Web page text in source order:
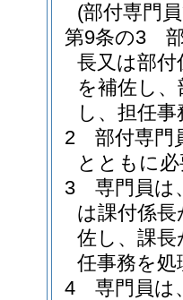
(部付専門
第9条の3
長又は部
を補佐し
し、担任
2
部付専門
とともに
3
専門員は
は課付係
佐し、課
任事務を処
4
専門員は